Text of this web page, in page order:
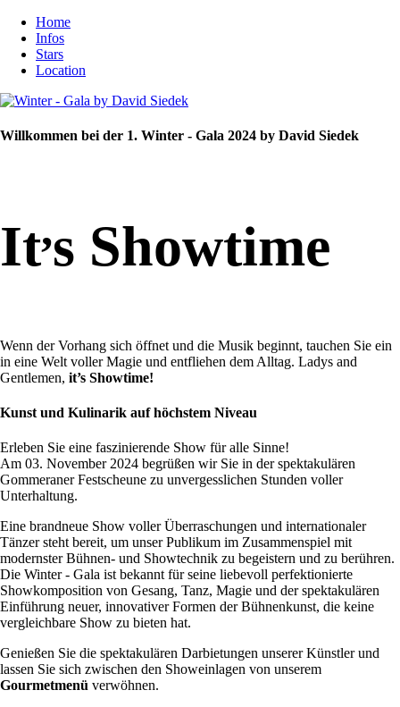
Home
Infos
Stars
Location
Willkommen bei der 1. Winter - Gala 2024 by David Siedek
It,s Showtime
Wenn der Vorhang sich öffnet und die Musik beginnt, tauchen Sie ein
in eine Welt voller Magie und entfliehen dem Alltag. Ladys and
Gentlemen, it’s Showtime!
Kunst und Kulinarik auf höchstem Niveau
Erleben Sie eine faszinierende Show für alle Sinne!
Am 03. November 2024 begrüßen wir Sie in der spektakulären
Gommeraner Festscheune zu unvergesslichen Stunden voller
Unterhaltung.
Eine brandneue Show voller Überraschungen und internationaler
Tänzer steht bereit, um unser Publikum im Zusammenspiel mit
modernster Bühnen- und Showtechnik zu begeistern und zu berühren.
Die Winter - Gala ist bekannt für seine liebevoll perfektionierte
Showkomposition von Gesang, Tanz, Magie und der spektakulären
Einführung neuer, innovativer Formen der Bühnenkunst, die keine
vergleichbare Show zu bieten hat.
Genießen Sie die spektakulären Darbietungen unserer Künstler und
lassen Sie sich zwischen den Showeinlagen von unserem
Gourmetmenü verwöhnen.